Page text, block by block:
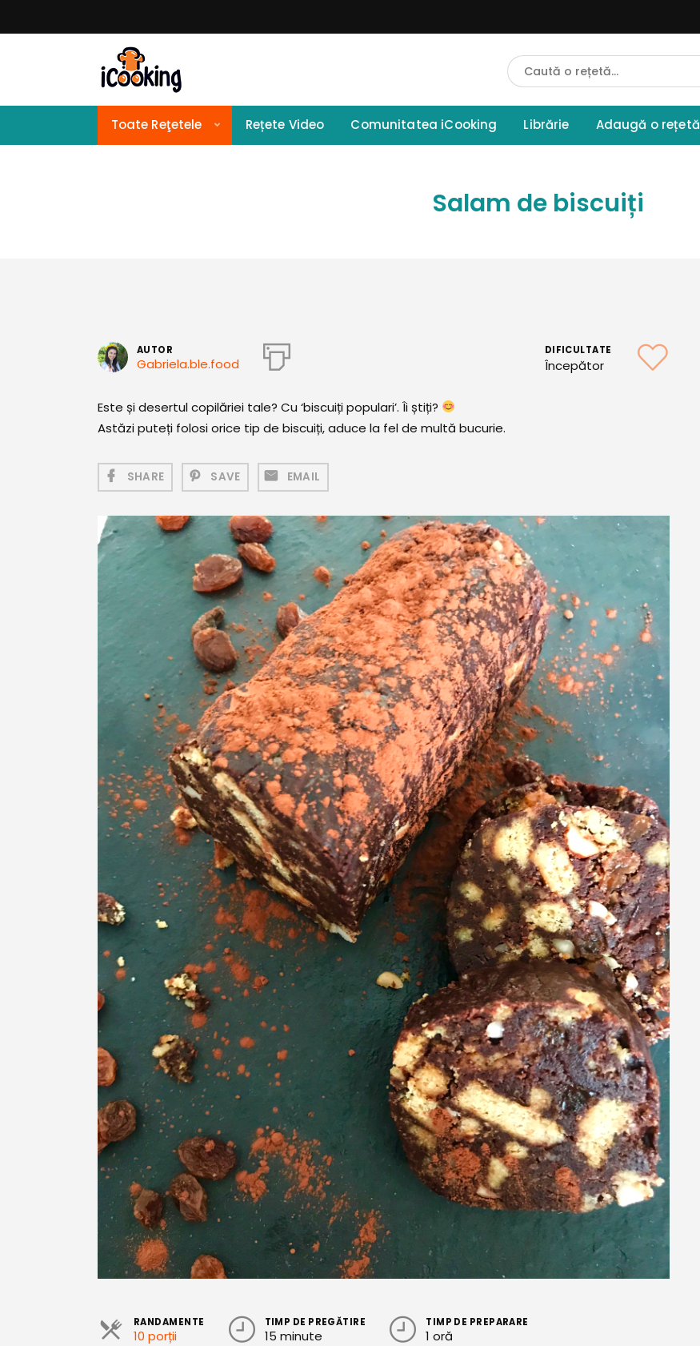
Cauta
Retete
Toate Reţetele Rețete Video Comunitatea iCooking Librărie Adaugă o rețetă
Salam de biscuiți
AUTOR
Gabriela.ble.food
DIFICULTATE
Începător
Este și desertul copilăriei tale? Cu ‘biscuiți populari’. Îi știți?
Astăzi puteți folosi orice tip de biscuiți, aduce la fel de multă bucurie.
SHARE SAVE EMAIL
RANDAMENTE
10 porții
TIMP DE PREGĂTIRE
15 minute
TIMP DE PREPARARE
1 oră